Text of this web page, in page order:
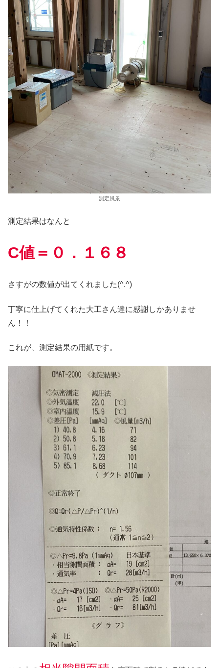
測定風景
測定結果はなんと
C値＝０．１６８
さすがの数値が出てくれました(^.^)
丁寧に仕上げてくれた大工さん達に感謝しかありませ
ん！！
これが、測定結果の用紙です。